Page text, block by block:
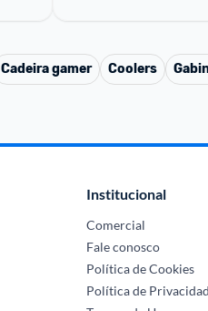
Cadeira gamer Coolers
Institucional
Comercial
Fale conosco
Política de Cookies
Política de